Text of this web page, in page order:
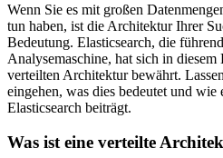
Wenn Sie es mit großen
tun haben, ist die Architektur Ihrer
Bedeutung. Elasticsearch, die
Analysemaschine, hat sich in diesem
verteilten Architektur bewährt.
eingehen, was dies bedeutet und
Elasticsearch beiträgt.
Was ist eine verteilte